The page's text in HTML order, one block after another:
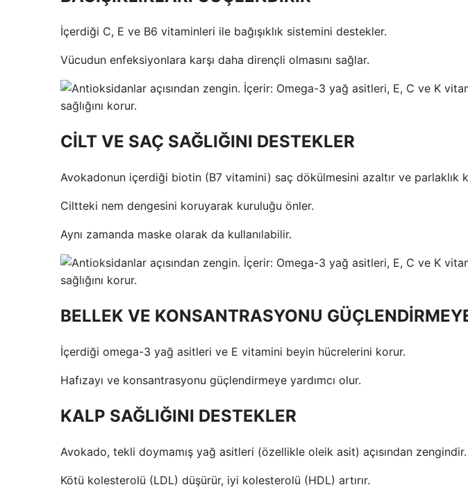
İçerdiği C, E ve B6 vitaminleri ile bağışıklık sistemini destekler.
Vücudun enfeksiyonlara karşı daha dirençli olmasını sağlar.
CİLT VE SAÇ SAĞLIĞINI DESTEKLER
Avokadonun içerdiği biotin (B7 vitamini) saç dökülmesini azaltır ve parlaklık
Ciltteki nem dengesini koruyarak kuruluğu önler.
Aynı zamanda maske olarak da kullanılabilir.
BELLEK VE KONSANTRASYONU
İçerdiği omega-3 yağ asitleri ve E vitamini beyin hücrelerini korur.
Hafızayı ve konsantrasyonu güçlendirmeye yardımcı olur.
KALP SAĞLIĞINI DESTEKLER
Avokado, tekli doymamış yağ asitleri (özellikle oleik asit) açısından zengindir.
Kötü kolesterolü (LDL) düşürür, iyi kolesterolü (HDL) artırır.